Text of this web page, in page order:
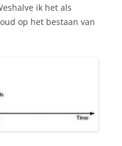
ik het als
op het bestaan van